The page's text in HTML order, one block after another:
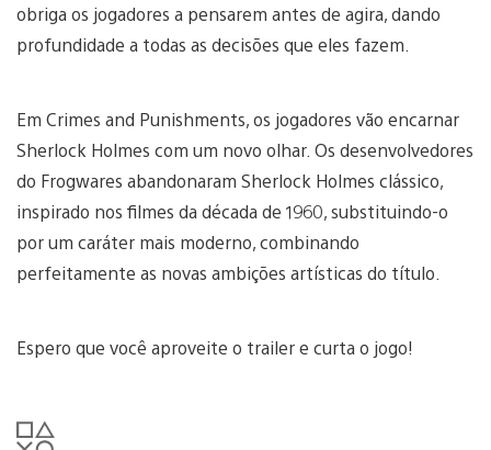
obriga os jogadores a pensarem antes de agira, dando
profundidade a todas as decisões que eles fazem.
Em Crimes and Punishments, os jogadores vão encarnar
Sherlock Holmes com um novo olhar. Os desenvolvedores
do Frogwares abandonaram Sherlock Holmes clássico,
inspirado nos filmes da década de 1960, substituindo-o
por um caráter mais moderno, combinando
perfeitamente as novas ambições artísticas do título.
Espero que você aproveite o trailer e curta o jogo!